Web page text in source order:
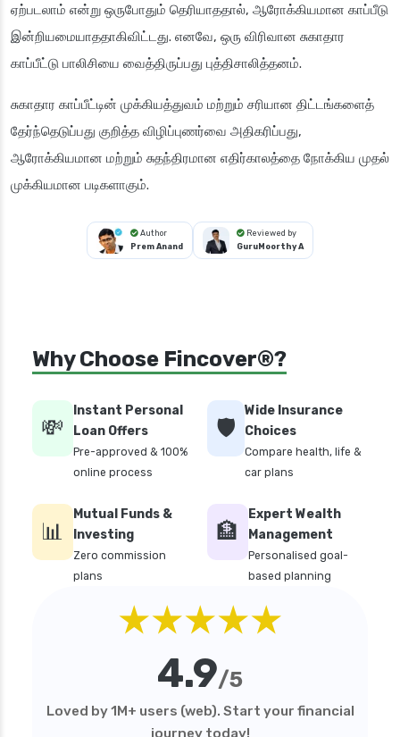
ஏற்படலாம் என்று ஒருபோதும் தெரியாததால், ஆரோக்கியமான காப்பீடு
இன்றியமையாததாகிவிட்டது. எனவே, ஒரு விரிவான சுகாதார
காப்பீட்டு பாலிசியை வைத்திருப்பது புத்திசாலித்தனம்.
சுகாதார காப்பீட்டின் முக்கியத்துவம் மற்றும் சரியான திட்டங்களைத்
தேர்ந்தெடுப்பது குறித்த விழிப்புணர்வை அதிகரிப்பது,
ஆரோக்கியமான மற்றும் சுதந்திரமான எதிர்காலத்தை நோக்கிய முதல்
முக்கியமான படிகளாகும்.
Author
Prem Anand
Reviewed by
GuruMoorthy A
Why Choose Fincover®?
💸
Instant Personal
Loan Offers
Pre-approved & 100%
online process
🛡️
Wide Insurance
Choices
Compare health, life &
car plans
📊
Mutual Funds &
Investing
Zero commission
plans
🏦
Expert Wealth
Management
Personalised goal-
based planning
★★★★★
4.9/5
Loved by 1M+ users (web). Start your financial
journey today!